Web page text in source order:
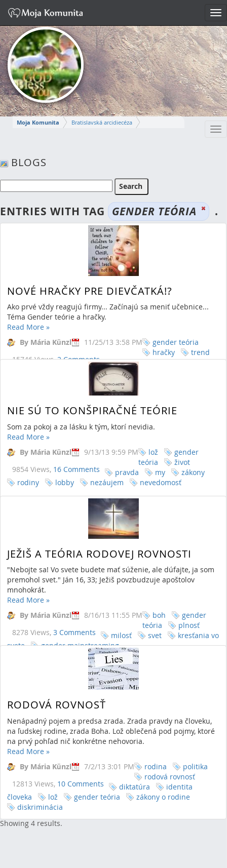
Moja Komunita
Bratislavská arcidiecéza
MÁRIA
Napísať správu
BLOGS
ENTRIES WITH TAG GENDER TEÓRIA .
NOVÉ HRAČKY PRE DIEVČATKÁ!?
Ako prvé vždy reagujú firmy... Začínajú sa meniť učebnice...
Téma Gender teórie a hračky.
Read More »
By Mária Künzl
11/25/13 3:58 PM
15746 Views,2 Comments
gender teória
hračky
trend
NIE SÚ TO KONŠPIRAČNÉ TEÓRIE
Som za pokoj a za lásku k tým, ktorí nevidia.
Read More »
By Mária Künzl
9/13/13 9:59 PM
9854 Views, 16 Comments
lož
gender
teória
život
pravda
my
zákony
rodiny
lobby nezáujem nevedomosť
JEŽIŠ A TEÓRIA RODOVEJ ROVNOSTI
"Nebojte sa! Vo svete budete mať súženie, ale dúfajte, ja som
premohol svet." Ján 16, 33; Ježiš povzbudzuje apoštolov
mnohokrát.
Read More »
By Mária Künzl
8/16/13 11:55 PM
8278 Views, 3 Comments
boh
gender
teória
plnosť
milosť
svet
kresťania vo
svete
gender mainstreaming
RODOVÁ ROVNOSŤ
Nenápadný pojem a predsa zrada. Zrada pravdy na človeku,
na ľudskej rodine, zrada Boha. Lož oblečená pod pojmy, ktoré
na prvý pohľad nič konkrétne nehovoria.
Read More »
By Mária Künzl
7/2/13 3:01 PM
12813 Views, 10 Comments
rodina
politika
rodová rovnosť
diktatúra
identita
človeka
lož gender teória
zákony o rodine
diskriminácia
RSS (Opens New Window)
Showing 4 results.